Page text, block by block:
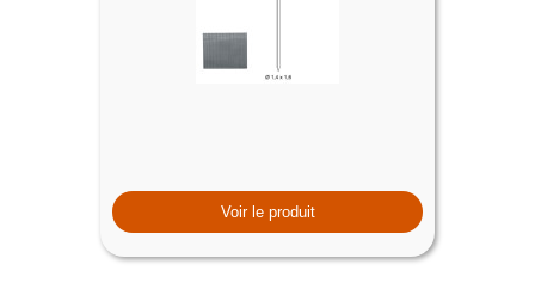
Voir le produit